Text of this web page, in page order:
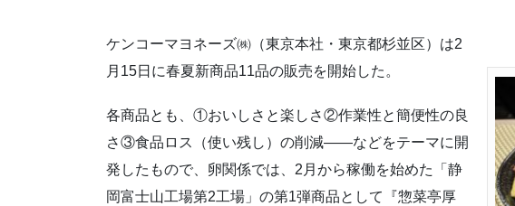
ケンコーマヨネーズ㈱（東京本社・東京都杉並区）は2
月15日に春夏新商品11品の販売を開始した。
各商品とも、①おいしさと楽しさ②作業性と簡便性の良
さ③食品ロス（使い残し）の削減――などをテーマに開
発したもので、卵関係では、2月から稼働を始めた「静
岡富士山工場第2工場」の第1弾商品として『惣菜亭厚